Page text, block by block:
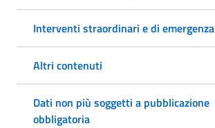
Interventi straordinari e di emergenza
Altri contenuti
Dati non più soggetti a pubblicazione
obbligatoria